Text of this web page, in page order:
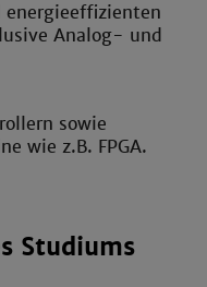
energieeffizienten
Analog- und
sowie
wie z.B. FPGA.
Studiums